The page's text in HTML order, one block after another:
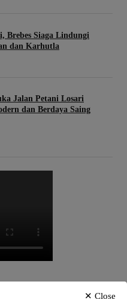
Brebes Siaga Lindungi
dan Karhutla
Jalan Petani Losari
dan Berdaya Saing
✕ Close